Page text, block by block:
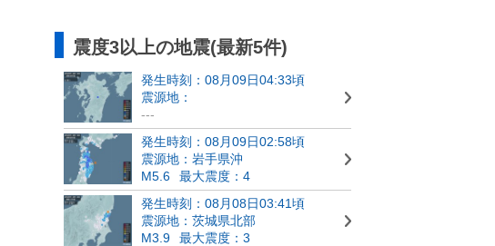
震度3以上の地震(最新5件)
発生時刻：08月09日04:33頃
震源地：
---
発生時刻：08月09日02:58頃
震源地：岩手県沖
M5.6
最大震度：4
発生時刻：08月08日03:41頃
震源地：茨城県北部
M3.9
最大震度：3